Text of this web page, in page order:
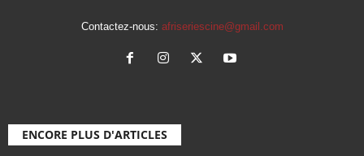
Contactez-nous: afriseriescine@gmail.com
ENCORE PLUS D'ARTICLES